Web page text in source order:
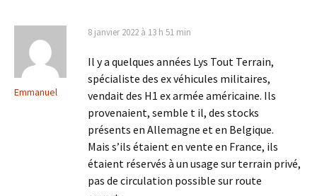
Emmanuel
8 janvier 2022 à 13 h 51 min
Il y a quelques années Lys Tout Terrain,
spécialiste des ex véhicules militaires,
vendait des H1 ex armée américaine. Ils
provenaient, semble t il, des stocks
présents en Allemagne et en Belgique.
Mais s’ils étaient en vente en France, ils
étaient réservés à un usage sur terrain privé,
pas de circulation possible sur route